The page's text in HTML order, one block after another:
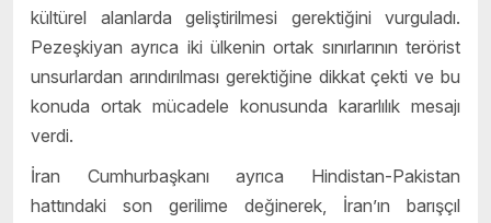
kültürel alanlarda geliştirilmesi gerektiğini vurguladı.
Pezeşkiyan ayrıca iki ülkenin ortak sınırlarının terörist
unsurlardan arındırılması gerektiğine dikkat çekti ve bu
konuda ortak mücadele konusunda kararlılık mesajı
verdi.
İran Cumhurbaşkanı ayrıca Hindistan-Pakistan
hattındaki son gerilime değinerek, İran’ın barışçıl